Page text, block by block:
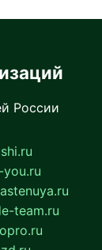
России
team.ru